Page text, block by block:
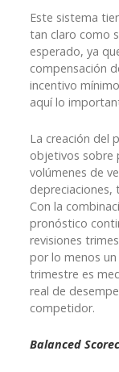
Este sistema
tan claro como
esperado, ya
compensación
incentivo
aquí lo
La creación del
objetivos sobre
volúmenes de
depreciaciones,
Con la
pronóstico
revisiones
por lo menos
trimestre es
real de
competidor.
Balanced